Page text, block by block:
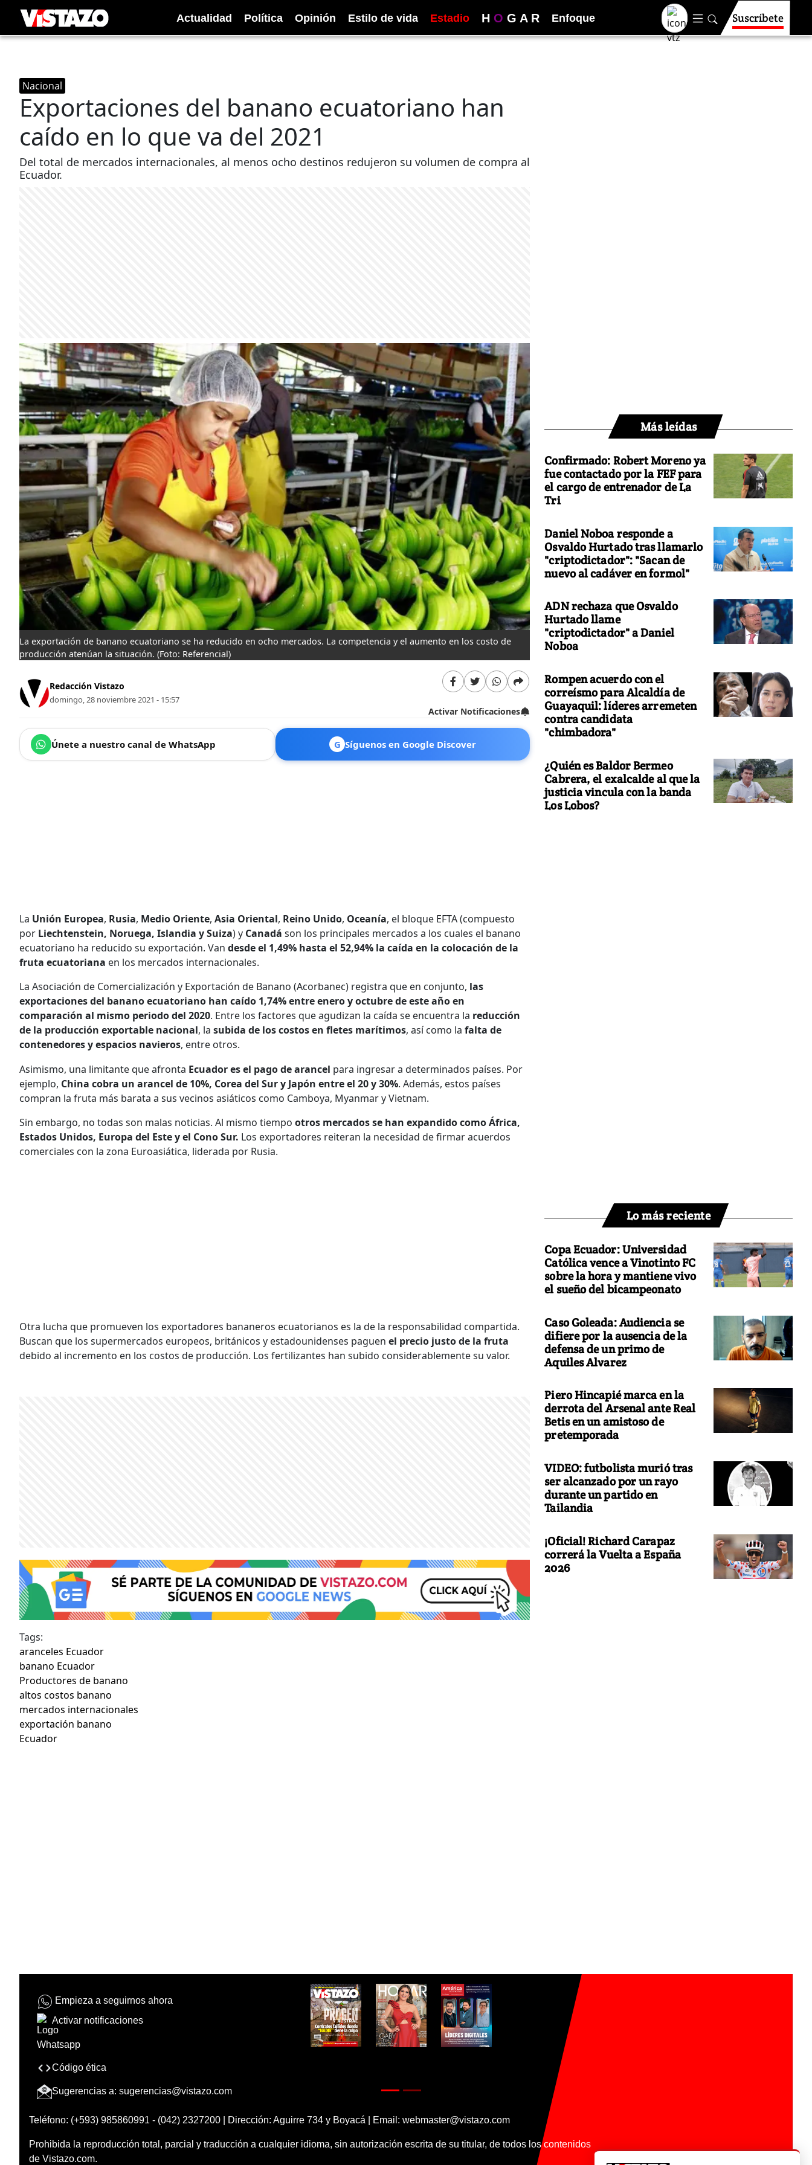
Actualidad Política Opinión Estilo de vida Estadio H O G A R Enfoque Suscríbete
Nacional
Exportaciones del banano ecuatoriano han
caído en lo que va del 2021
Del total de mercados internacionales, al menos ocho destinos redujeron su volumen de compra al
Ecuador.
La exportación de banano ecuatoriano se ha reducido en ocho mercados. La competencia y el aumento en los costo de
producción atenúan la situación. (Foto: Referencial)
Redacción Vistazo
domingo, 28 noviembre 2021 - 15:57
Activar Notificaciones
Únete a nuestro canal de WhatsApp G Síguenos en Google Discover
La Unión Europea, Rusia, Medio Oriente, Asia Oriental, Reino Unido, Oceanía, el bloque EFTA (compuesto
por Liechtenstein, Noruega, Islandia y Suiza) y Canadá son los principales mercados a los cuales el banano
ecuatoriano ha reducido su exportación. Van desde el 1,49% hasta el 52,94% la caída en la colocación de la
fruta ecuatoriana en los mercados internacionales.
La Asociación de Comercialización y Exportación de Banano (Acorbanec) registra que en conjunto, las
exportaciones del banano ecuatoriano han caído 1,74% entre enero y octubre de este año en
comparación al mismo periodo del 2020. Entre los factores que agudizan la caída se encuentra la reducción
de la producción exportable nacional, la subida de los costos en fletes marítimos, así como la falta de
contenedores y espacios navieros, entre otros.
Asimismo, una limitante que afronta Ecuador es el pago de arancel para ingresar a determinados países. Por
ejemplo, China cobra un arancel de 10%, Corea del Sur y Japón entre el 20 y 30%. Además, estos países
compran la fruta más barata a sus vecinos asiáticos como Camboya, Myanmar y Vietnam.
Sin embargo, no todas son malas noticias. Al mismo tiempo otros mercados se han expandido como África,
Estados Unidos, Europa del Este y el Cono Sur. Los exportadores reiteran la necesidad de firmar acuerdos
comerciales con la zona Euroasiática, liderada por Rusia.
Otra lucha que promueven los exportadores bananeros ecuatorianos es la de la responsabilidad compartida.
Buscan que los supermercados europeos, británicos y estadounidenses paguen el precio justo de la fruta
debido al incremento en los costos de producción. Los fertilizantes han subido considerablemente su valor.
Tags:
aranceles Ecuador
banano Ecuador
Productores de banano
altos costos banano
mercados internacionales
exportación banano
Ecuador
Más leídas
Confirmado: Robert Moreno ya
fue contactado por la FEF para
el cargo de entrenador de La
Tri
Daniel Noboa responde a
Osvaldo Hurtado tras llamarlo
"criptodictador": "Sacan de
nuevo al cadáver en formol"
ADN rechaza que Osvaldo
Hurtado llame
"criptodictador" a Daniel
Noboa
Rompen acuerdo con el
correísmo para Alcaldía de
Guayaquil: líderes arremeten
contra candidata
"chimbadora"
¿Quién es Baldor Bermeo
Cabrera, el exalcalde al que la
justicia vincula con la banda
Los Lobos?
Lo más reciente
Copa Ecuador: Universidad
Católica vence a Vinotinto FC
sobre la hora y mantiene vivo
el sueño del bicampeonato
Caso Goleada: Audiencia se
difiere por la ausencia de la
defensa de un primo de
Aquiles Alvarez
Piero Hincapié marca en la
derrota del Arsenal ante Real
Betis en un amistoso de
pretemporada
VIDEO: futbolista murió tras
ser alcanzado por un rayo
durante un partido en
Tailandia
¡Oficial! Richard Carapaz
correrá la Vuelta a España
2026
Empieza a seguirnos ahora
Activar notificaciones
Código ética
Sugerencias a: sugerencias@vistazo.com
Teléfono: (+593) 985860991 - (042) 2327200 | Dirección: Aguirre 734 y Boyacá | Email: webmaster@vistazo.com
Prohibida la reproducción total, parcial y traducción a cualquier idioma, sin autorización escrita de su titular, de todos los contenidos
de Vistazo.com.